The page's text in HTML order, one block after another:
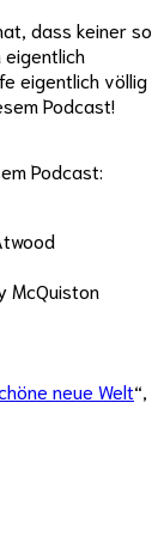
dass keiner so
eigentlich
eigentlich völlig
Podcast!
Podcast:
McQuiston
neue Welt“,